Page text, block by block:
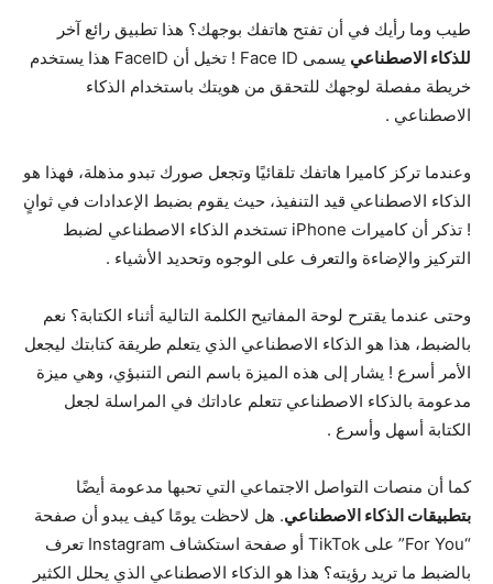
طيب وما رأيك في أن تفتح هاتفك بوجهك؟ هذا تطبيق رائع آخر
للذكاء الاصطناعي
يسمى Face ID ! تخيل أن FaceID هذا يستخدم
خريطة مفصلة لوجهك للتحقق من هويتك باستخدام الذكاء
الاصطناعي .
وعندما تركز كاميرا هاتفك تلقائيًا وتجعل صورك تبدو مذهلة، فهذا هو
الذكاء الاصطناعي قيد التنفيذ، حيث يقوم بضبط الإعدادات في ثوانٍ
! تذكر أن كاميرات iPhone تستخدم الذكاء الاصطناعي لضبط
التركيز والإضاءة والتعرف على الوجوه وتحديد الأشياء .
وحتى عندما يقترح لوحة المفاتيح الكلمة التالية أثناء الكتابة؟ نعم
بالضبط، هذا هو الذكاء الاصطناعي الذي يتعلم طريقة كتابتك ليجعل
الأمر أسرع ! يشار إلى هذه الميزة باسم النص التنبؤي، وهي ميزة
مدعومة بالذكاء الاصطناعي تتعلم عاداتك في المراسلة لجعل
الكتابة أسهل وأسرع .
كما أن منصات التواصل الاجتماعي التي تحبها مدعومة أيضًا
بتطبيقات الذكاء الاصطناعي. هل لاحظت يومًا كيف يبدو أن صفحة
“For You” على TikTok أو صفحة استكشاف Instagram تعرف
بالضبط ما تريد رؤيته؟ هذا هو الذكاء الاصطناعي الذي يحلل الكثير